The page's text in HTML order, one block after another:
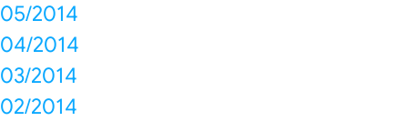
05/2014
04/2014
03/2014
02/2014